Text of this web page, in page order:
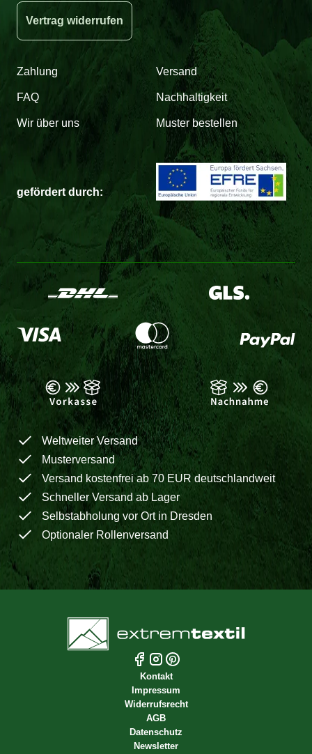
Vertrag widerrufen
Zahlung Versand
FAQ Nachhaltigkeit
Wir über uns Muster bestellen
gefördert durch:
Weltweiter Versand
Musterversand
Versand kostenfrei ab 70 EUR deutschlandweit
Schneller Versand ab Lager
Selbstabholung vor Ort in Dresden
Optionaler Rollenversand
Kontakt
Impressum
Widerrufsrecht
AGB
Datenschutz
Newsletter